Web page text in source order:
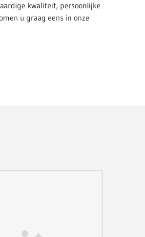
kwaliteit, persoonlijke
u graag eens in onze